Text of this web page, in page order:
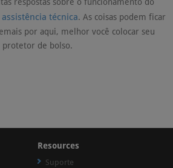
técnica. As coisas podem ficar
por aqui, melhor você colocar seu
protetor de bolso.
Resources
Suporte